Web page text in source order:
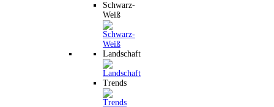
Schwarz-
Weiß
Landschaft
Trends